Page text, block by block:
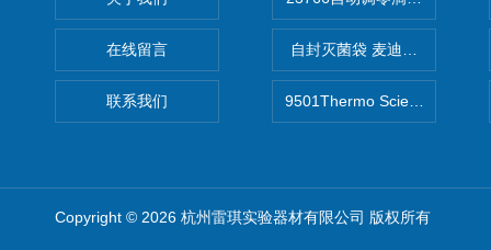
在线留言
联系我们
自封灭菌袋 麦迪康Medicom
9501Thermo Scientific S1移
Copyright © 2026 杭州雷琪实验器材有限公司 版权所有